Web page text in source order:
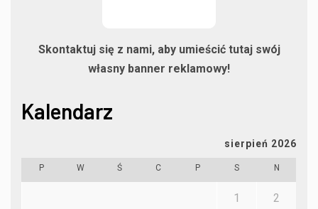
Skontaktuj się z nami, aby umieścić tutaj swój
własny banner reklamowy!
Kalendarz
sierpień 2026
P W Ś C P S N
1 2